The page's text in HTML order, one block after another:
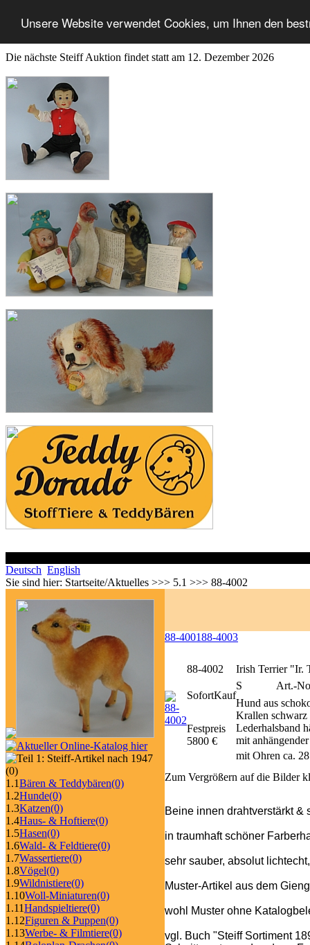
Unsere Website verwendet Cookies, um Ihnen den
Die nächste Steiff Auktion findet statt am 12. Dezember 2026
Deutsch English
Sie sind hier: Startseite/Aktuelles >>> 5.1 >>> 88-4002
(0)
1.1Bären & Teddybären(0)
1.2Hunde(0)
1.3Katzen(0)
1.4Haus- & Hoftiere(0)
1.5Hasen(0)
1.6Wald- & Feldtiere(0)
1.7Wassertiere(0)
1.8Vögel(0)
1.9Wildnistiere(0)
1.10Woll-Miniaturen(0)
1.11Handspieltiere(0)
1.12Figuren & Puppen(0)
1.13Werbe- & Filmtiere(0)
88-400188-4003
88-4002
Irish Terrier "Ir.
S
Art.-
Hund aus
Krallen schwarz
Lederhalsband
mit
mit Ohren ca.
SofortKauf
Festpreis
5800 €
Zum Vergrößern auf die Bilder
Beine innen drahtverstärkt &
in traumhaft schöner
sehr sauber, absolut
Muster-Artikel aus dem
wohl Muster ohne
vgl. Buch "Steiff Sortiment